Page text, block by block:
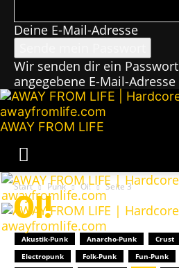
Deine E-Mail-Adresse
Wir senden dir ein
angegebene E-Mail-Adresse
AWAY FROM LIFE
Start Punk Oi! Seite 3
OI!
Akustik-Punk Anarcho-Punk Crust
Electropunk
Folk-Punk Fun-Punk